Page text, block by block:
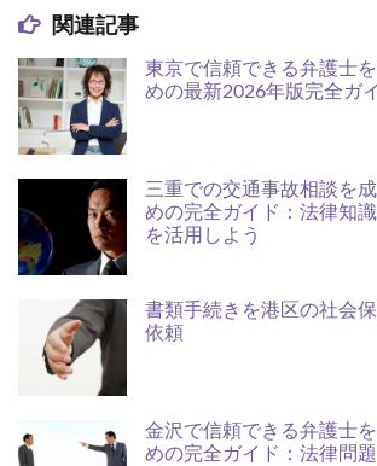
関連記事
東京で信頼できる弁護士
めの最新2026年版完全ガ
三重での交通事故相談を
めの完全ガイド：法律知
を活用しよう
書類手続きを港区の社会
依頼
金沢で信頼できる弁護士
めの完全ガイド：法律問